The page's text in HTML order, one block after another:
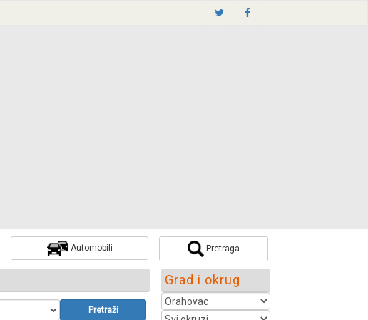
Automobili Pretraga
Pretraži
Grad i okrug